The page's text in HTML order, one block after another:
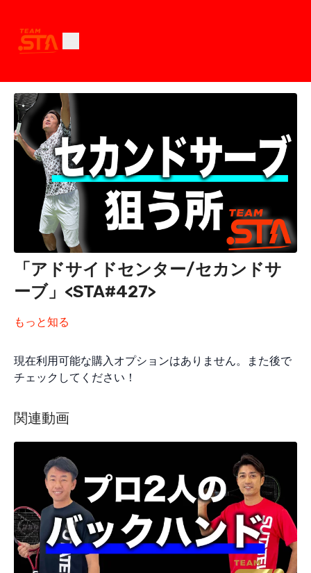
「アドサイドセンター/セカンドサ
ーブ」<STA#427>
もっと知る
現在利用可能な購入オプションはありません。また後で
チェックしてください！
関連動画